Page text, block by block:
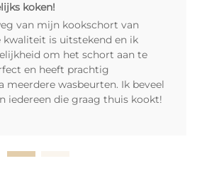
koken!
van mijn kookschort van
kwaliteit is uitstekend en ik
om het schort aan te
en heeft prachtig
meerdere wasbeurten. Ik beveel
iedereen die graag thuis kookt!